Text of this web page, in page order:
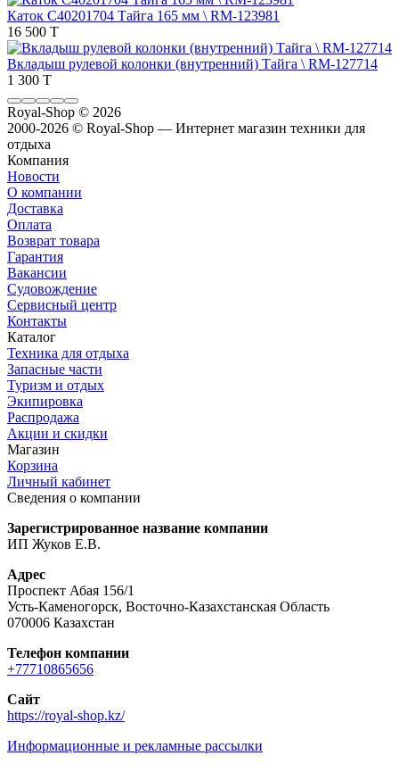
Каток C40201704 Тайга 165 мм \ RM-123981
16 500 T
Вкладыш рулевой колонки (внутренний) Тайга \ RM-127714
1 300 T
Royal-Shop © 2026
2000-2026 © Royal-Shop — Интернет магазин техники для
отдыха
Компания
Новости
О компании
Доставка
Оплата
Возврат товара
Гарантия
Вакансии
Судовождение
Сервисный центр
Контакты
Каталог
Техника для отдыха
Запасные части
Туризм и отдых
Экипировка
Распродажа
Акции и скидки
Магазин
Корзина
Личный кабинет
Сведения о компании
Зарегистрированное название компании
ИП Жуков Е.В.
Адрес
Проспект Абая 156/1
Усть-Каменогорск, Восточно-Казахстанская Область
070006 Казахстан
Телефон компании
+77710865656
Сайт
https://royal-shop.kz/
Информационные и рекламные рассылки